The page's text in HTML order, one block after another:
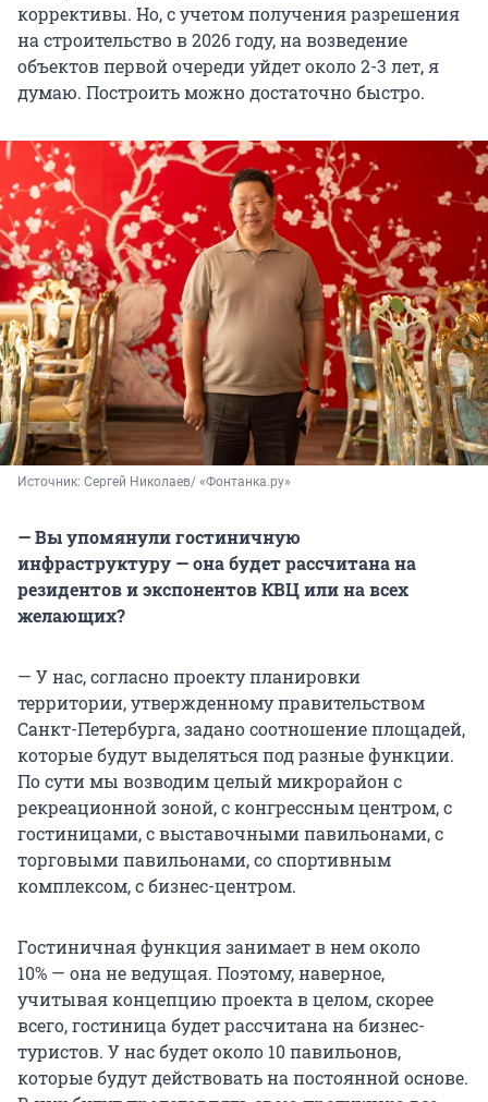
коррективы. Но, с учетом получения разрешения
на строительство в 2026 году, на возведение
объектов первой очереди уйдет около 2-3 лет, я
думаю. Построить можно достаточно быстро.
Источник: Сергей Николаев/ «Фонтанка.ру»
— Вы упомянули гостиничную
инфраструктуру — она будет рассчитана на
резидентов и экспонентов КВЦ или на всех
желающих?
— У нас, согласно проекту планировки
территории, утвержденному правительством
Санкт-Петербурга, задано соотношение площадей,
которые будут выделяться под разные функции.
По сути мы возводим целый микрорайон с
рекреационной зоной, с конгрессным центром, с
гостиницами, с выставочными павильонами, с
торговыми павильонами, со спортивным
комплексом, с бизнес-центром.
Гостиничная функция занимает в нем около
10% — она не ведущая. Поэтому, наверное,
учитывая концепцию проекта в целом, скорее
всего, гостиница будет рассчитана на бизнес-
туристов. У нас будет около 10 павильонов,
которые будут действовать на постоянной основе.